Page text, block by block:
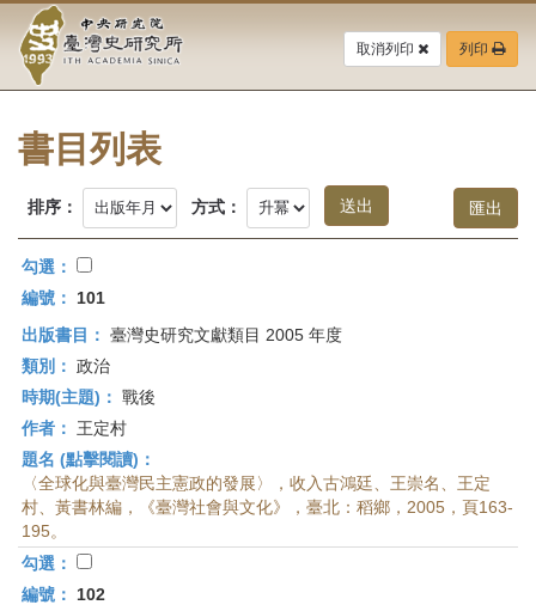
要
中
央
研
究
院-
臺
灣
史
研
究
所-
首
頁
取消列印 列印
書目列表
排序： 方式：
勾選：
編號：
101
出版書目： 臺灣史研究文獻類目 2005 年度
類別： 政治
時期(主題)： 戰後
作者：
王定村
題名 (點擊閱讀)：
〈全球化與臺灣民主憲政的發展〉，收入古鴻廷、王崇名、王定
村、黃書林編，《臺灣社會與文化》，臺北：稻鄉，2005，頁163-
195。
勾選：
編號：
102